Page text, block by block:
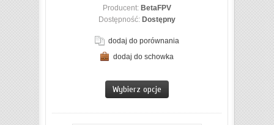
Producent: BetaFPV
Dostępność: Dostępny
dodaj do porównania
dodaj do schowka
Wybierz opcje